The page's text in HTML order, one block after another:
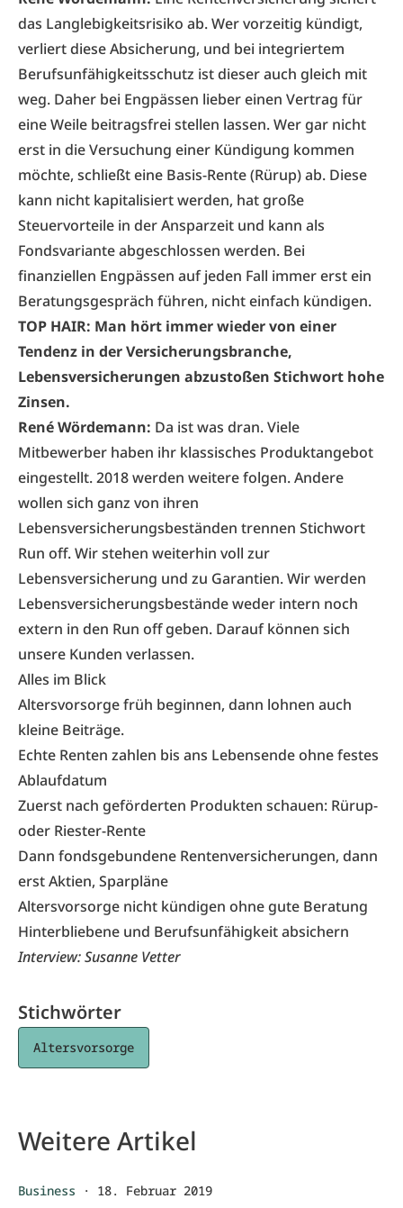
das Langlebigkeitsrisiko ab. Wer vorzeitig kündigt,
verliert diese Absicherung, und bei integriertem
Berufsunfähigkeitsschutz ist dieser auch gleich mit
weg. Daher bei Engpässen lieber einen Vertrag für
eine Weile beitragsfrei stellen lassen. Wer gar nicht
erst in die Versuchung einer Kündigung kommen
möchte, schließt eine Basis-Rente (Rürup) ab. Diese
kann nicht kapitalisiert werden, hat große
Steuervorteile in der Ansparzeit und kann als
Fondsvariante abgeschlossen werden. Bei
finanziellen Engpässen auf jeden Fall immer erst ein
Beratungsgespräch führen, nicht einfach kündigen.
TOP HAIR: Man hört immer wieder von einer
Tendenz in der Versicherungsbranche,
Lebensversicherungen abzustoßen Stichwort hohe
Zinsen.
René Wördemann: Da ist was dran. Viele
Mitbewerber haben ihr klassisches Produktangebot
eingestellt. 2018 werden weitere folgen. Andere
wollen sich ganz von ihren
Lebensversicherungsbeständen trennen Stichwort
Run off. Wir stehen weiterhin voll zur
Lebensversicherung und zu Garantien. Wir werden
Lebensversicherungsbestände weder intern noch
extern in den Run off geben. Darauf können sich
unsere Kunden verlassen.
Alles im Blick
Altersvorsorge früh beginnen, dann lohnen auch
kleine Beiträge.
Echte Renten zahlen bis ans Lebensende ohne festes
Ablaufdatum
Zuerst nach geförderten Produkten schauen: Rürup-
oder Riester-Rente
Dann fondsgebundene Rentenversicherungen, dann
erst Aktien, Sparpläne
Altersvorsorge nicht kündigen ohne gute Beratung
Hinterbliebene und Berufsunfähigkeit absichern
Interview:Susanne Vetter
Stichwörter
Altersvorsorge
Weitere Artikel
Business · 18. Februar 2019